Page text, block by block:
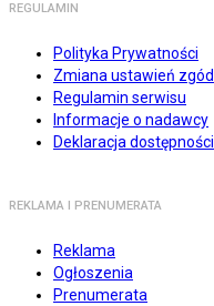
REGULAMIN
Polityka Prywatności
Zmiana ustawień zgód
Regulamin serwisu
Informacje o nadawcy
Deklaracja dostępności
REKLAMA I PRENUMERATA
Reklama
Ogłoszenia
Prenumerata